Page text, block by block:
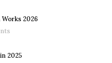
2026
2025